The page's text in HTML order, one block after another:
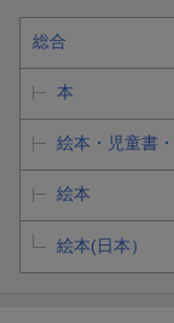
総合
本
絵本・児童書
絵本
絵本(日本）